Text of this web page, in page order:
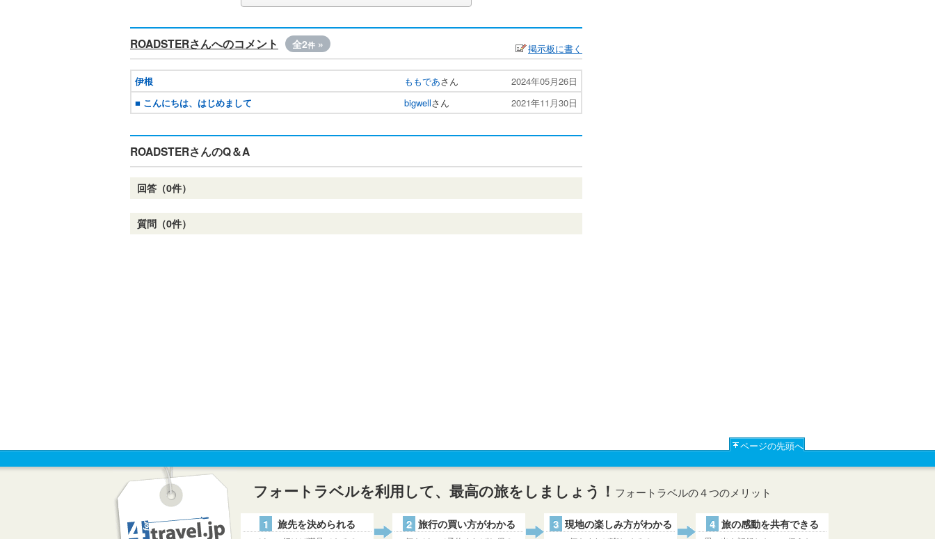
ROADSTERさんへのコメント 全2件 » 掲示板に書く
伊根 ももであさん
2024年05月26日
■ こんにちは、はじめまして
bigwellさん 2021年11月30日
ROADSTERさんのQ＆A
回答（0件）
質問（0件）
ページの先頭へ
フォートラベルを利用して、最高の旅をしましょう！ フォートラベルの４つのメリット
1 旅先を決められる 2 旅行の買い方がわかる 3 現地の楽しみ方がわかる 4 旅の感動を共有できる